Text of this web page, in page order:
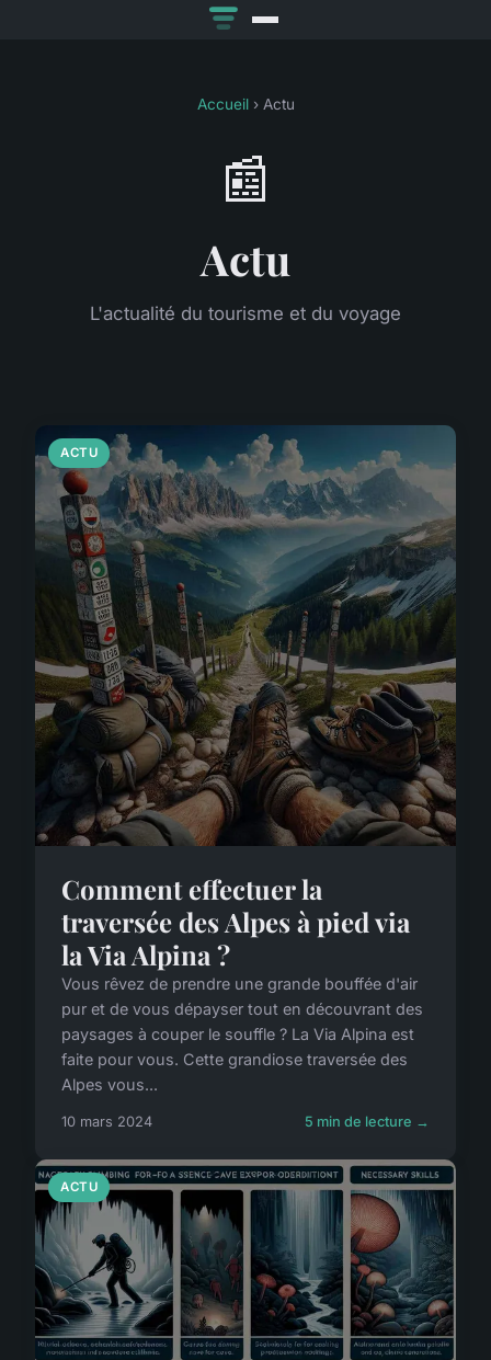
Accueil› Actu
📰
Actu
L'actualité du tourisme et du voyage
ACTU
Comment effectuer la
traversée des Alpes à pied via
la Via Alpina ?
Vous rêvez de prendre une grande bouffée d'air
pur et de vous dépayser tout en découvrant des
paysages à couper le souffle ? La Via Alpina est
faite pour vous. Cette grandiose traversée des
Alpes vous...
10 mars 2024 5 min de lecture →
ACTU